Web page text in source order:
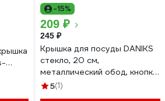
-15%
209 ₽
245 ₽
Крышка для посуды DANIKS
стекло, 20 см,
металлический обод, кнопка
нержавеющая сталь, д5720
5(1)